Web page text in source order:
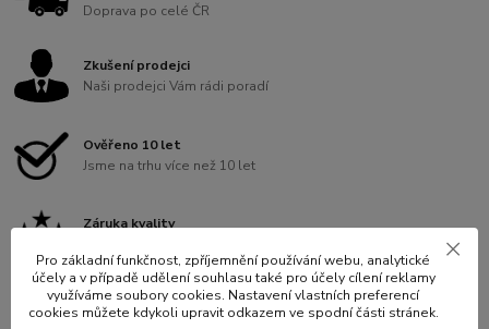
Doprava po celé ČR
Zkušení prodejci
Naši prodejci Vám rádi poradí
Ověřeno 10 let
Jsme na trhu více než 10 let
Záruka kvality
Pro základní funkčnost, zpříjemnění používání webu, analytické
účely a v případě udělení souhlasu také pro účely cílení reklamy
využíváme soubory cookies. Nastavení vlastních preferencí
cookies můžete kdykoli upravit odkazem ve spodní části stránek.